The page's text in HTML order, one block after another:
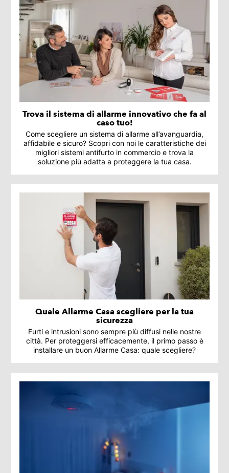
Trova il sistema di allarme innovativo che fa al
caso tuo!
Come scegliere un sistema di allarme all’avanguardia,
affidabile e sicuro? Scopri con noi le caratteristiche dei
migliori sistemi antifurto in commercio e trova la
soluzione più adatta a proteggere la tua casa.
Quale Allarme Casa scegliere per la tua
sicurezza
Furti e intrusioni sono sempre più diffusi nelle nostre
città. Per proteggersi efficacemente, il primo passo è
installare un buon Allarme Casa: quale scegliere?